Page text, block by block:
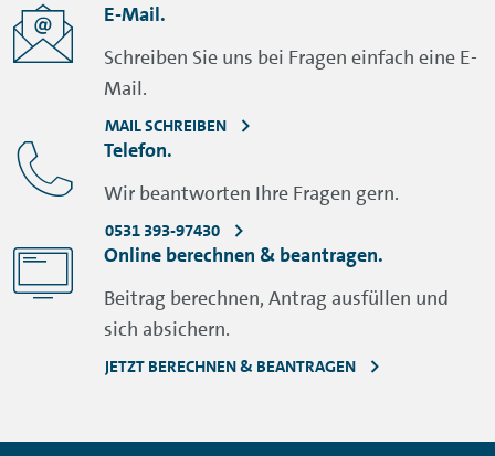
E-Mail.
Schreiben Sie uns bei Fragen einfach eine E-
Mail.
MAIL SCHREIBEN
Telefon.
Wir beantworten Ihre Fragen gern.
0531 393-97430
Online berechnen & beantragen.
Beitrag berechnen, Antrag ausfüllen und
sich absichern.
JETZT BERECHNEN & BEANTRAGEN